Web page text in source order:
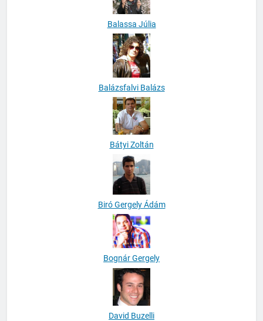
Balassa Júlia
Balázsfalvi Balázs
Bátyi Zoltán
Biró Gergely Ádám
Bognár Gergely
David Buzelli